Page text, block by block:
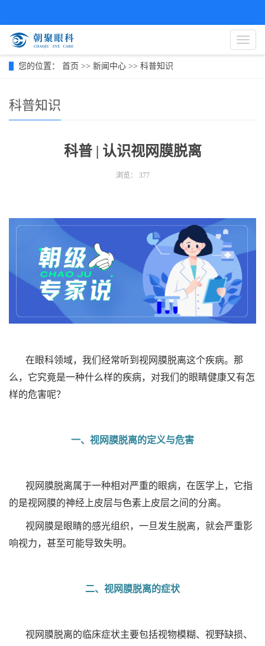
导
航
您的位置： 首页 >> 新闻中心 >> 科普知识
科普知识
科普 | 认识视网膜脱离
浏览： 377
在眼科领域，我们经常听到视网膜脱离这个疾病。那
么，它究竟是一种什么样的疾病，对我们的眼睛健康又有怎
样的危害呢？
一、视网膜脱离的定义与危害
视网膜脱离属于一种相对严重的眼病，在医学上，它指
的是视网膜的神经上皮层与色素上皮层之间的分离。
视网膜是眼睛的感光组织，一旦发生脱离，就会严重影
响视力，甚至可能导致失明。
二、视网膜脱离的症状
视网膜脱离的临床症状主要包括视物模糊、视野缺损、